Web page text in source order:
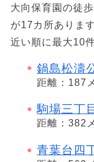
大向保育園の徒
が17カ所あります
近い順に最大10
鍋島松濤
距離：187
駒場三丁
距離：382
青葉台四